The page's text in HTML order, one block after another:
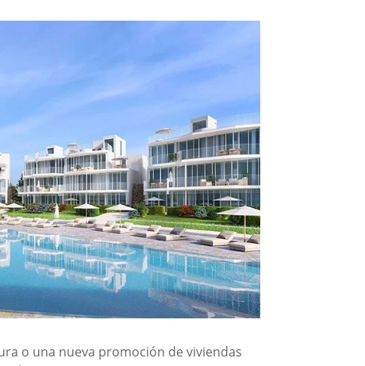
o una nueva promoción de viviendas